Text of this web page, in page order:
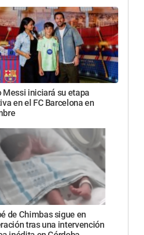
Messi iniciará su etapa
en el FC Barcelona en
de Chimbas sigue en
tras una intervención